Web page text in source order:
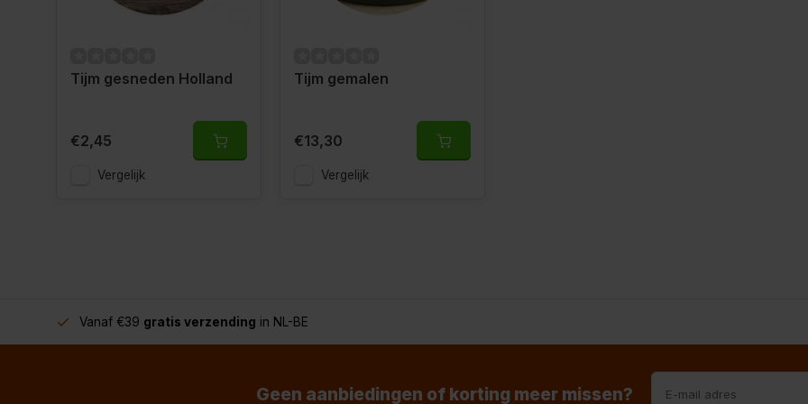
Tijm gesneden Holland
€2,45
Vergelijk
Tijm gemalen
€13,30
Vergelijk
Vanaf €39 gratis verzending in NL-BE
Geen aanbiedingen of korting meer missen?